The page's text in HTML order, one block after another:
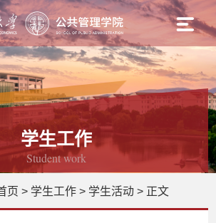
学生工作
Student work
页 > 学生工作 > 学生活动 > 正文